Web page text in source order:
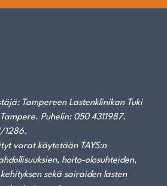
Tampereen Lastenklinikan Tuki
Puhelin: 050 4311987.
1286.
varat käytetään TAYS:n
hoito-olosuhteiden,
sekä sairaiden lasten